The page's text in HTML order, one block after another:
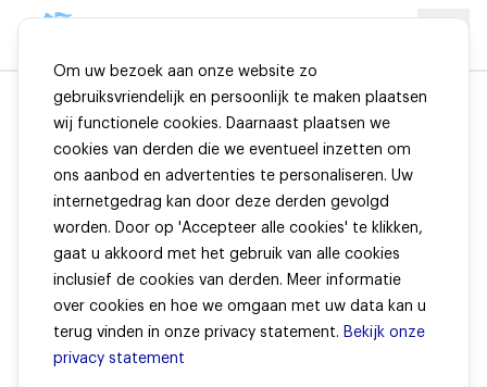
Om uw bezoek aan onze website zo
gebruiksvriendelijk en persoonlijk te maken plaatsen
wij functionele cookies. Daarnaast plaatsen we
cookies van derden die we eventueel inzetten om
ons aanbod en advertenties te personaliseren. Uw
internetgedrag kan door deze derden gevolgd
worden. Door op 'Accepteer alle cookies' te klikken,
gaat u akkoord met het gebruik van alle cookies
inclusief de cookies van derden. Meer informatie
over cookies en hoe we omgaan met uw data kan u
terug vinden in onze privacy statement. Bekijk onze
privacy statement
Reactietermijnen
Noot: Wij distribueren onze verzekeringen via
Verzekeringsadviseurs. In bepaalde gevallen (bijvoorbeeld in
geval van een klacht) geven wij een reactie rechtstreeks aan
een (eind)klant.
Wij hanteren de volgende reactietermijnen:
1. Het beantwoorden van informatieverzoeken van de klant